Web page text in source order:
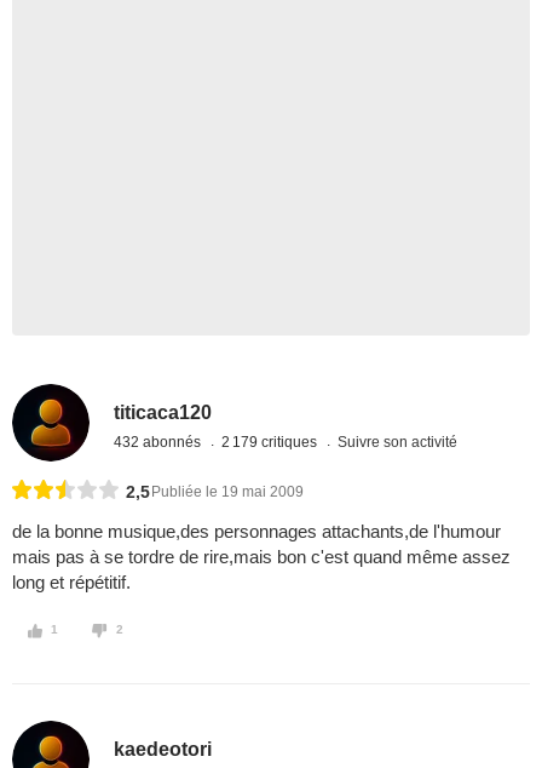
titicaca120
432 abonnés 2 179 critiques Suivre son activité
2,5 Publiée le 19 mai 2009
de la bonne musique,des personnages attachants,de l'humour
mais pas à se tordre de rire,mais bon c'est quand même assez
long et répétitif.
1 2
kaedeotori